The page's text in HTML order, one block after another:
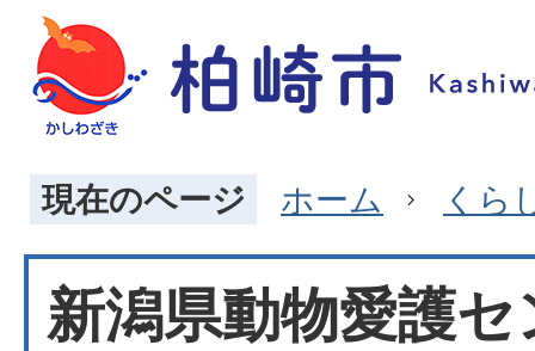
現在のページ ホーム くら
新潟県動物愛護